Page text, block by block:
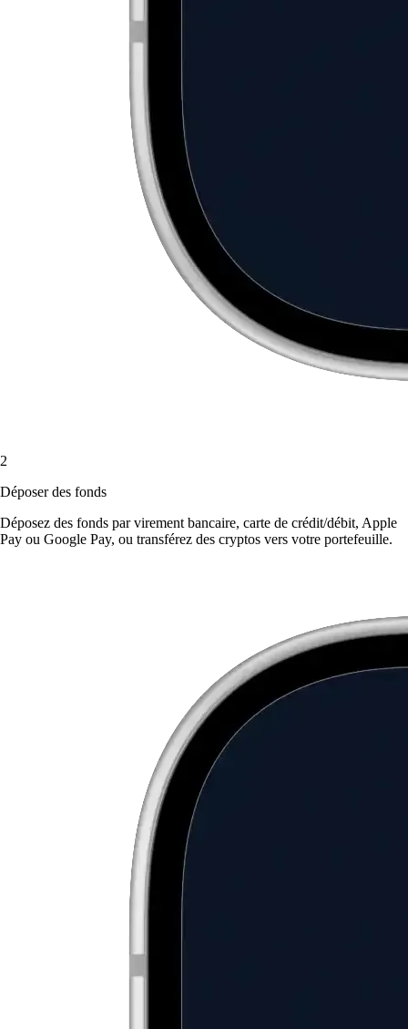
2
Déposer des fonds
Déposez des fonds par virement bancaire, carte de crédit/débit, Apple
Pay ou Google Pay, ou transférez des cryptos vers votre portefeuille.